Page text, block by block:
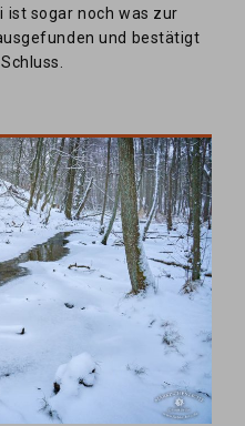
ist sogar noch was zur
und bestätigt